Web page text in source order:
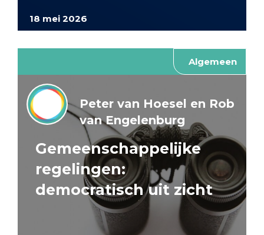
18 mei 2026
Algemeen
Peter van Hoesel en Rob
van Engelenburg
Gemeenschappelijke
regelingen:
democratisch uit zicht